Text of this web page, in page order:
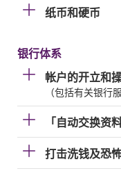
纸币和硬币
银行体系
帐户的开立和
（包括有关银行
「自动交换资
打击洗钱及恐